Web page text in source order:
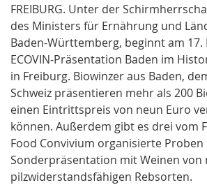
FREIBURG. Unter der
des Ministers für Ernährung und
Baden-Württemberg, beginnt am 17.
ECOVIN-Präsentation Baden im
in Freiburg. Biowinzer aus Baden,
Schweiz präsentieren mehr als 200
einen Eintrittspreis von neun Euro
können. Außerdem gibt es drei vom
Food Convivium organisierte Proben
Sonderpräsentation mit Weinen von
pilzwiderstandsfähigen Rebsorten.